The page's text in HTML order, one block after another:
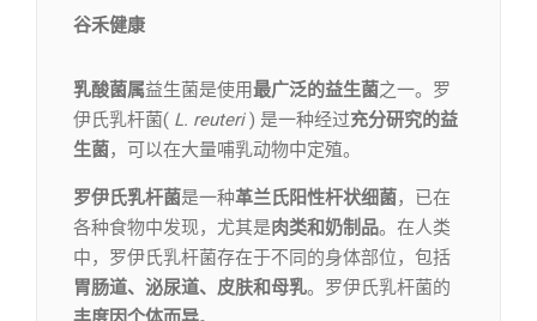
谷禾健康
乳酸菌属益生菌是使用最广泛的益生菌之一。罗
伊氏乳杆菌( L. reuteri) 是一种经过充分研究的益
生菌，可以在大量哺乳动物中定殖。
罗伊氏乳杆菌是一种革兰氏阳性杆状细菌，已在
各种食物中发现，尤其是肉类和奶制品。在人类
中，罗伊氏乳杆菌存在于不同的身体部位，包括
胃肠道、泌尿道、皮肤和母乳。罗伊氏乳杆菌的